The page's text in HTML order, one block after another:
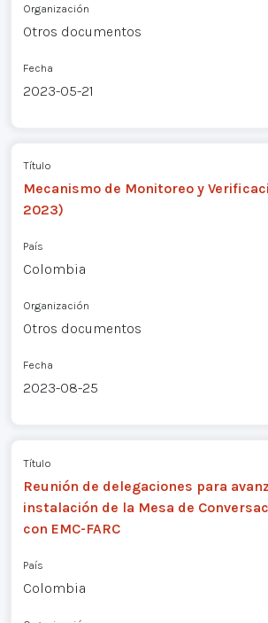
Organización
Otros documentos
Fecha
2023-05-21
Título
Mecanismo de Monitoreo y
2023)
País
Colombia
Organización
Otros documentos
Fecha
2023-08-25
Título
Reunión de delegaciones para
instalación de la Mesa de
con EMC-FARC
País
Colombia